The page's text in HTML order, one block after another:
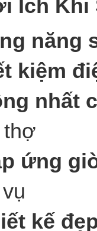
Ích Khi
năng
kiệm
nhất
thợ
ứng
kế